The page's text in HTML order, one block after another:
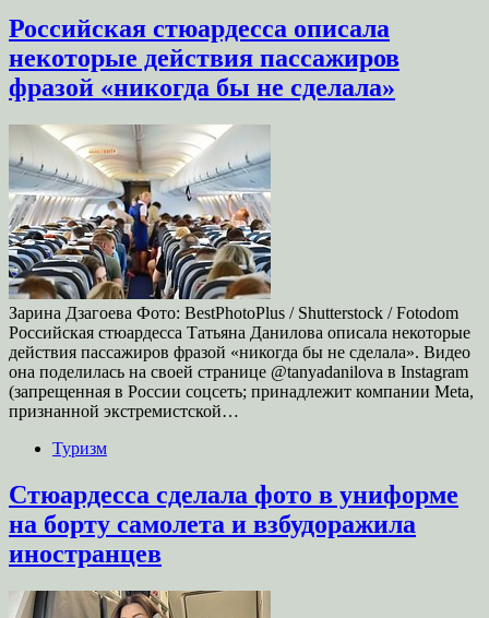
Российская стюардесса описала
некоторые действия пассажиров
фразой «никогда бы не сделала»
Зарина Дзагоева Фото: BestPhotoPlus / Shutterstock / Fotodom
Российская стюардесса Татьяна Данилова описала некоторые
действия пассажиров фразой «никогда бы не сделала». Видео
она поделилась на своей странице @tanyadanilova в Instagram
(запрещенная в России соцсеть; принадлежит компании Meta,
признанной экстремистской…
Туризм
Стюардесса сделала фото в униформе
на борту самолета и взбудоражила
иностранцев